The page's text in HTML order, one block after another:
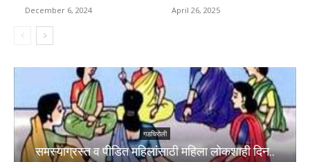
December 6, 2024 April 26, 2025
गडचिरोली
समस्याग्रस्त व पीडित महिलांसाठी महिला लोकशाही दिन..